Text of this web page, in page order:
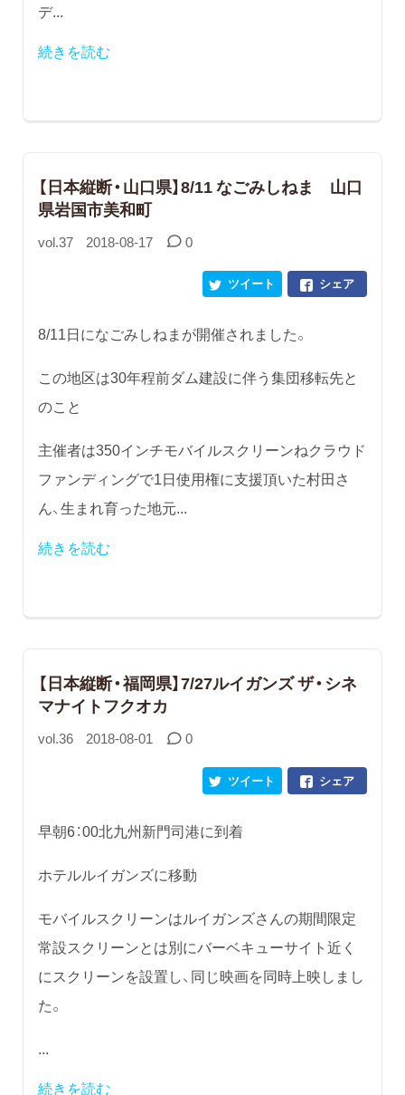
デ...
続きを読む
【日本縦断・山口県】8/11 なごみしねま 山口
県岩国市美和町
vol.37 2018-08-17 0
シェア
ツイート
8/11日になごみしねまが開催されました。
この地区は30年程前ダム建設に伴う集団移転先と
のこと
主催者は350インチモバイルスクリーンねクラウド
ファンディングで1日使用権に支援頂いた村田さ
ん、生まれ育った地元...
続きを読む
【日本縦断・福岡県】7/27ルイガンズ ザ・シネ
マナイトフクオカ
vol.36 2018-08-01 0
シェア
ツイート
早朝6：00北九州新門司港に到着
ホテルルイガンズに移動
モバイルスクリーンはルイガンズさんの期間限定
常設スクリーンとは別にバーベキューサイト近く
にスクリーンを設置し、同じ映画を同時上映しまし
た。
...
続きを読む